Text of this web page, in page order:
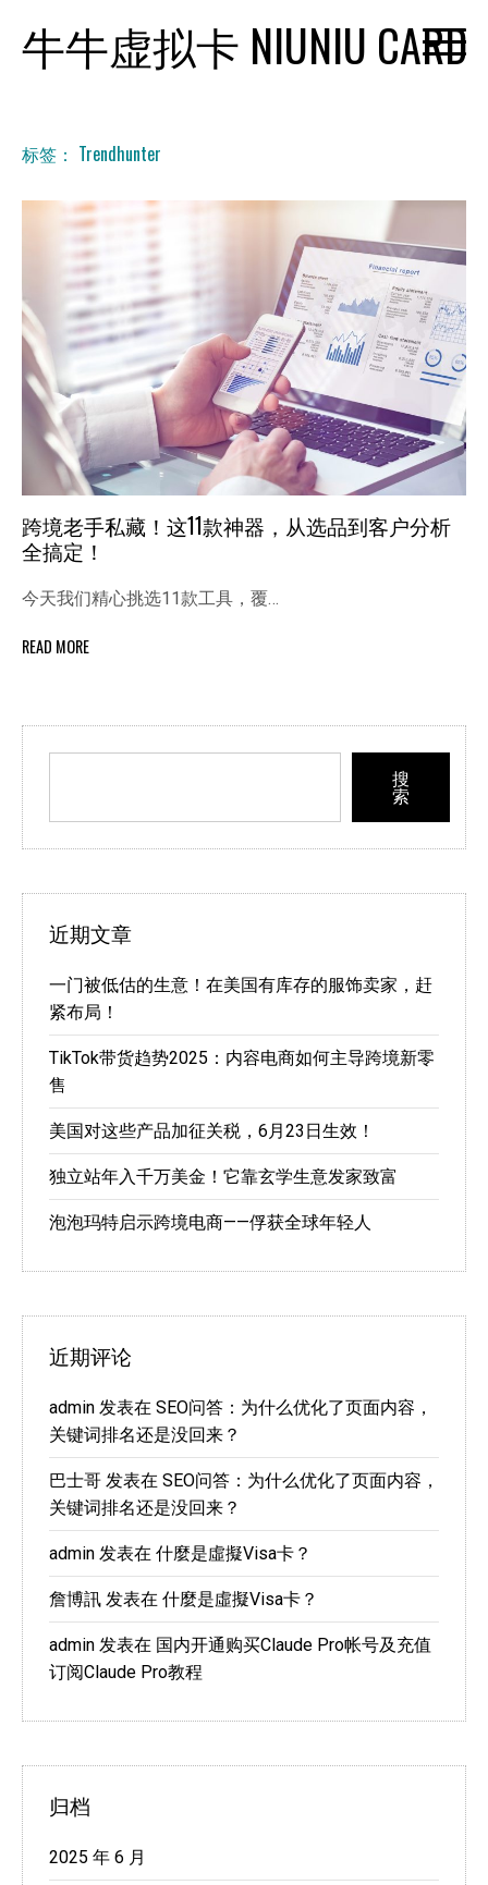
content牛牛虚拟卡 NIUNIU CARD
标签： Trendhunter
跨境老手私藏！这11款神器，从选品到客户分析
全搞定！
今天我们精心挑选11款工具，覆…
READ MORE
搜
索
近期文章
一门被低估的生意！在美国有库存的服饰卖家，赶
紧布局！
TikTok带货趋势2025：内容电商如何主导跨境新零
售
美国对这些产品加征关税，6月23日生效！
独立站年入千万美金！它靠玄学生意发家致富
泡泡玛特启示跨境电商——俘获全球年轻人
近期评论
admin 发表在 SEO问答：为什么优化了页面内容，
关键词排名还是没回来？
巴士哥 发表在 SEO问答：为什么优化了页面内容，
关键词排名还是没回来？
admin 发表在 什麼是虛擬Visa卡？
詹博訊 发表在 什麼是虛擬Visa卡？
admin 发表在 国内开通购买Claude Pro帐号及充值
订阅Claude Pro教程
归档
2025 年 6 月